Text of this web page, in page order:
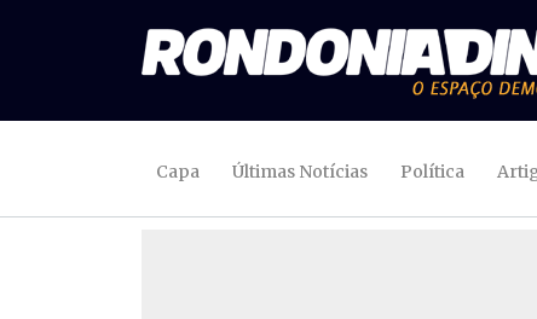
Capa Últimas Notícias Política